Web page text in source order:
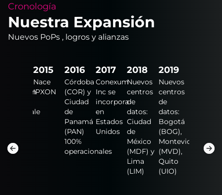
Cronología
Nuestra Expansión
Nuevos PoPs , logros y alianzas
operación
Lauderdale
Salvador
(SAL)
2015
Nace
IPXON
2016
Córdoba
(COR) y
Ciudad
de
Panamá
(PAN)
100%
operacionales
2017
Conexum
Inc se
incorpora
en
Estados
Unidos
2018
Nuevos
centros
de
datos:
Ciudad
de
México
(MDF) y
Lima
(LIM)
2019
Nuevos
centros
de
datos:
Bogotá
(BOG),
Montevideo
(MVD),
Quito
(UIO)
Américas
(MIA),